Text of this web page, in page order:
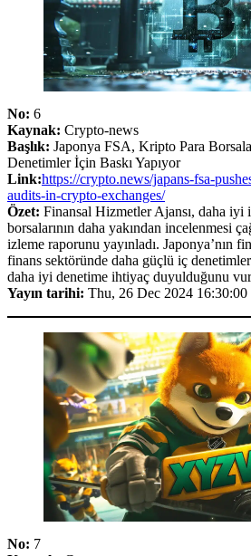
No: 6
Kaynak: Crypto-news
Başlık: Japonya FSA, Kripto Para
Denetimler İçin Baskı Yapıyor
Link:https://crypto.news/japans-fsa-
audits-in-crypto-exchanges/
Özet: Finansal Hizmetler Ajansı, daha
borsalarının daha yakından incelenmesi
izleme raporunu yayınladı. Japonya’nın
finans sektöründe daha güçlü iç
daha iyi denetime ihtiyaç duyulduğunu
Yayın tarihi: Thu, 26 Dec 2024 16:30:00
No: 7